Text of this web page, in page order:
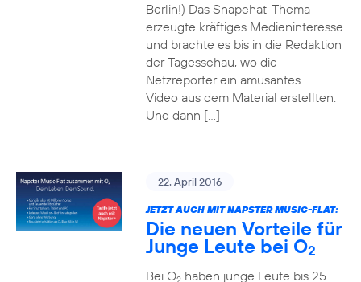
Berlin!) Das Snapchat-Thema
erzeugte kräftiges Medieninteresse
und brachte es bis in die Redaktion
der Tagesschau, wo die
Netzreporter ein amüsantes
Video aus dem Material erstellten.
Und dann […]
22. April 2016
JETZT AUCH MIT NAPSTER MUSIC-FLAT:
Die neuen Vorteile für
Junge Leute bei O2
Bei O2haben junge Leute bis 25